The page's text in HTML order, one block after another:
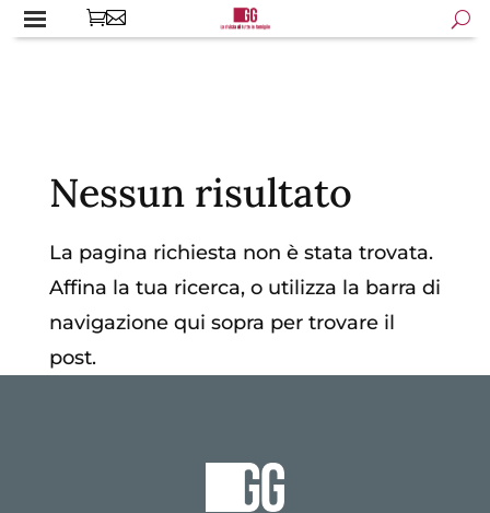
Nessun risultato
La pagina richiesta non è stata trovata.
Affina la tua ricerca, o utilizza la barra di
navigazione qui sopra per trovare il
post.